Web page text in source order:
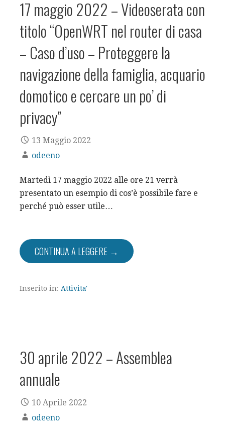
17 maggio 2022 – Videoserata con
titolo “OpenWRT nel router di casa
– Caso d’uso – Proteggere la
navigazione della famiglia, acquario
domotico e cercare un po’ di
privacy”
13 Maggio 2022
odeeno
Martedì 17 maggio 2022 alle ore 21 verrà
presentato un esempio di cos’è possibile fare e
perché può esser utile…
CONTINUA A LEGGERE →
Inserito in: Attivita'
30 aprile 2022 – Assemblea
annuale
10 Aprile 2022
odeeno